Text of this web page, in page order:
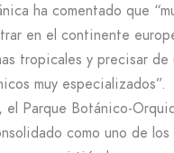
ha comentado que
en el continente
tropicales y precisar de
muy especializados”.
el Parque Botánico-
como uno de los